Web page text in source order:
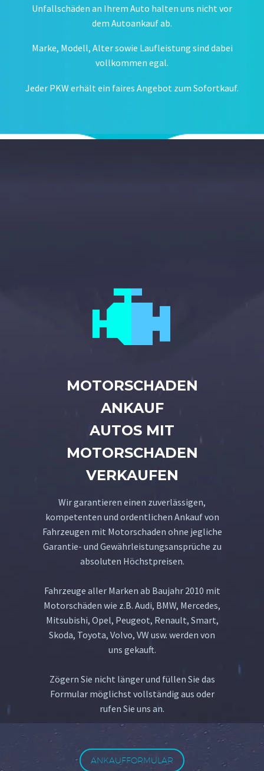
Unfallschäden an Ihrem Auto halten uns nicht vor
dem Autoankauf ab.
Marke, Modell, Alter sowie Laufleistung sind dabei
vollkommen egal.
Jeder PKW erhält ein faires Angebot zum Sofortkauf.


MOTORSCHADEN
ANKAUF
AUTOS MIT
MOTORSCHADEN
VERKAUFEN
Wir garantieren einen zuverlässigen,
kompetenten und ordentlichen Ankauf von
Fahrzeugen mit Motorschaden ohne jegliche
Garantie- und Gewährleistungsansprüche zu
absoluten Höchstpreisen.
Fahrzeuge aller Marken ab Baujahr 2010 mit
Motorschäden wie z.B. Audi, BMW, Mercedes,
Mitsubishi, Opel, Peugeot, Renault, Smart,
Skoda, Toyota, Volvo, VW usw. werden von
uns gekauft.
Zögern Sie nicht länger und füllen Sie das
Formular möglichst vollständig aus oder
rufen Sie uns an.
ANKAUFFORMULAR